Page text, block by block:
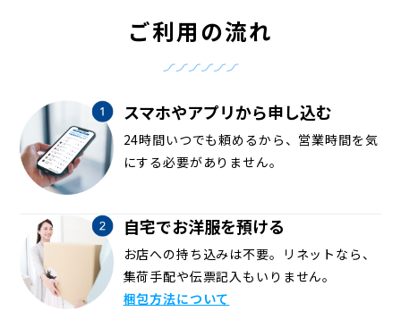
ご利用の流れ
スマホやアプリから申し込む
24時間いつでも頼めるから、営業時間を気
にする必要がありません。
自宅でお洋服を預ける
お店への持ち込みは不要。リネットなら、
集荷手配や伝票記入もいりません。
梱包方法について